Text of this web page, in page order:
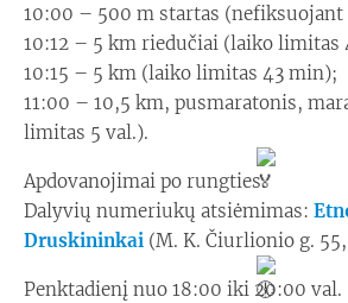
10:00 – 500 m startas (nefiksuojant
10:12 – 5 km riedučiai (laiko limitas
10:15 – 5 km (laiko limitas 43 min);
11:00 – 10,5 km, pusmaratonis,
limitas 5 val.).
Apdovanojimai po rungties.
Dalyvių numeriukų atsiėmimas:
Druskininkai (M. K. Čiurlionio g.
Penktadienį nuo 18:00 iki 20:00 val.